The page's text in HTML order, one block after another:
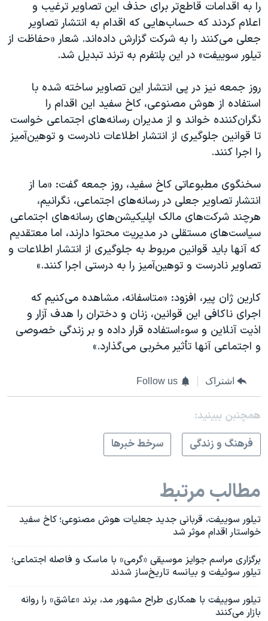
را به اقدامات قاطع‌تر برای حذف این تصاویر ترغیب و
اعلام کردند که حساب‌هایی که اقدام به انتشار تصاویر
جعلی می‌کنند را به شرکت گزارش داده‌اند. شعار «حفاظت از
تیلور سوییفت» در این پلتفرم به ترند تبدیل شد.
روز جمعه نیز در پی انتشار این تصاویر ساخته شده با
استفاده از هوش مصنوعی، کاخ سفید این اقدام را
نگران‌کننده خواند و از مدیران رسانه‌های اجتماعی خواست
تا قوانین جلوگیری از انتشار اطلاعات نادرست و توهین‌آمیز
را اجرا کنند.
سخنگوی مطبوعاتی کاخ سفید، روز جمعه گفت: «ما از
انتشار تصاویر جعلی در رسانه‌های اجتماعی، نگرانیم،
هرچند شرکت‌های مالک اپلیکیشن‌های رسانه‌های اجتماعی
سیاست‌های مستقلی در مدیریت محتوا دارند، اما معتقدیم
که آنها باید قوانین مربوط به جلوگیری از انتشار اطلاعات و
تصاویر نادرست و توهین‌آمیز را به درستی اجرا کنند.»
کارین ژان پیر، افزود: «متاسفانه، مشاهده می‌کنیم که
اجرای ناکافی این قوانین، زنان و دختران را هدف آزار و
اذیت آنلاین و سوءاستفاده قرار داده و بر زندگی خصوصی
و اجتماعی آنها تأثیر مخربی می‌گذارد.»
اشتراک Follow us
همچنبن ببینید:
فرهنگ و زندگی
سرخط خبرها
مطالب مرتبط
تیلور سوییفت، قربانی جدید جعلیات هوش مصنوعی؛ کاخ سفید
خواستار اقدام موثر شد
برگزاری مراسم جوایز موسیقی «گرمی» با ماسک و فاصله اجتماعی؛
تیلور سوئیفت و بیانسه تاریخ‌ساز شدند
تیلور سوییفت با همکاری طراح مشهور مد، برند «عاشق» را روانه
بازار می‌کنند